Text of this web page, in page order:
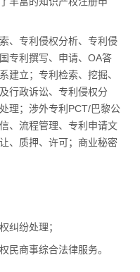
、专利侵权分析、专利侵
专利撰写、申请、OA答
建立；专利检索、挖掘、
行政诉讼、专利侵权分
理；涉外专利PCT/巴黎公
、流程管理、专利申请文
、质押、许可；商业秘密
纠纷处理；
民商事综合法律服务。